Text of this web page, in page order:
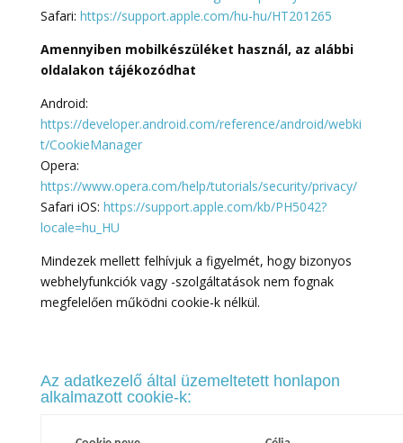
Safari: https://support.apple.com/hu-hu/HT201265
Amennyiben mobilkészüléket használ, az alábbi
oldalakon tájékozódhat
Android:
https://developer.android.com/reference/android/webki
t/CookieManager
Opera:
https://www.opera.com/help/tutorials/security/privacy/
Safari iOS: https://support.apple.com/kb/PH5042?
locale=hu_HU
Mindezek mellett felhívjuk a figyelmét, hogy bizonyos
webhelyfunkciók vagy -szolgáltatások nem fognak
megfelelően működni cookie-k nélkül.
Az adatkezelő által üzemeltetett honlapon
alkalmazott cookie-k: